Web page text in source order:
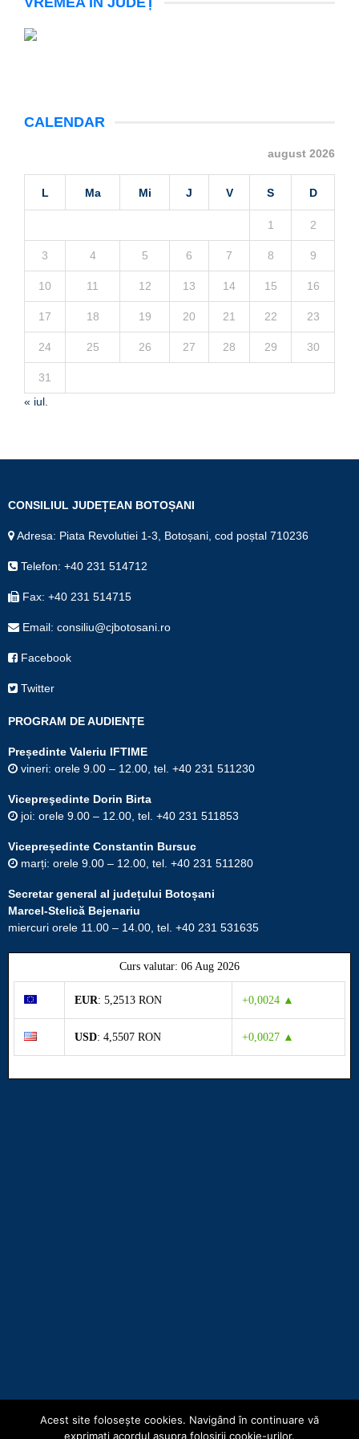
CALENDAR
august 2026
L Ma Mi J V S D
1 2
3 4 5 6 7 8 9
10 11 12 13 14 15 16
17 18 19 20 21 22 23
24 25 26 27 28 29 30
31
« iul.
CONSILIUL JUDEȚEAN BOTOȘANI
Adresa: Piata Revolutiei 1-3, Botoșani, cod poștal 710236
Telefon: +40 231 514712
Fax: +40 231 514715
Email: consiliu@cjbotosani.ro
Facebook
Twitter
PROGRAM DE AUDIENȚE
Președinte Valeriu IFTIME
vineri: orele 9.00 – 12.00, tel. +40 231 511230
Vicepreşedinte Dorin Birta
joi: orele 9.00 – 12.00, tel. +40 231 511853
Vicepreședinte Constantin Bursuc
marți: orele 9.00 – 12.00, tel. +40 231 511280
Secretar general al județului Botoșani
Marcel-Stelică Bejenariu
miercuri orele 11.00 – 14.00, tel. +40 231 531635
Curs valutar: 06 Aug 2026
EUR: 5,2513 RON +0,0024 ▲
USD: 4,5507 RON +0,0027 ▲
Copyright © Consiliul Județean Botoșani 2019
Acest site foloseşte cookies. Navigând în continuare vă
exprimaţi acordul asupra folosirii cookie-urilor.